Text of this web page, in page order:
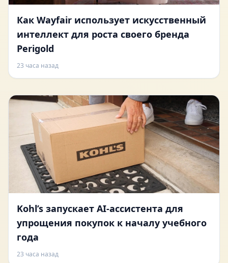
Как Wayfair использует искусственный
интеллект для роста своего бренда
Perigold
23 часа назад
Kohl’s запускает AI-ассистента для
упрощения покупок к началу учебного
года
23 часа назад